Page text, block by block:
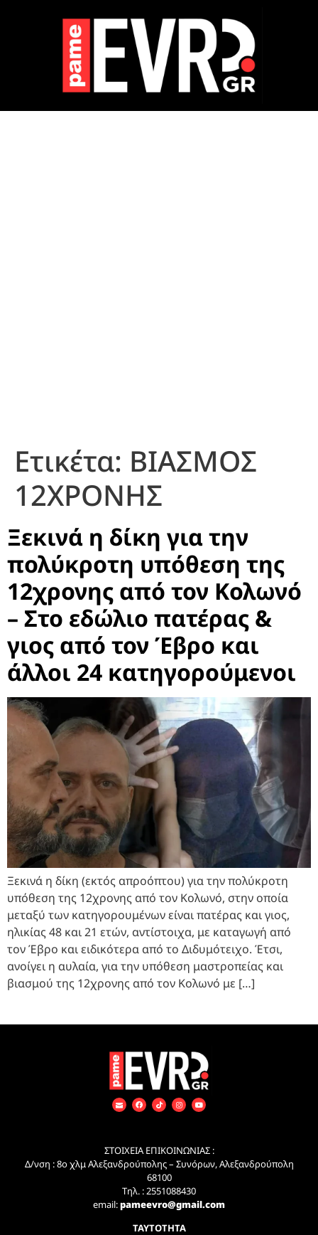
Ετικέτα: ΒΙΑΣΜΟΣ
12ΧΡΟΝΗΣ
Ξεκινά η δίκη για την
πολύκροτη υπόθεση της
12χρονης από τον Κολωνό
– Στο εδώλιο πατέρας &
γιος από τον Έβρο και
άλλοι 24 κατηγορούμενοι
Ξεκινά η δίκη (εκτός απροόπτου) για την πολύκροτη
υπόθεση της 12χρονης από τον Κολωνό, στην οποία
μεταξύ των κατηγορουμένων είναι πατέρας και γιος,
ηλικίας 48 και 21 ετών, αντίστοιχα, με καταγωγή από
τον Έβρο και ειδικότερα από το Διδυμότειχο. Έτσι,
ανοίγει η αυλαία, για την υπόθεση μαστροπείας και
βιασμού της 12χρονης από τον Κολωνό με […]
ΣΤΟΙΧΕΙΑ ΕΠΙΚΟΙΝΩΝΙΑΣ :
Δ/νση : 8ο χλμ Αλεξανδρούπολης – Συνόρων, Αλεξανδρούπολη
68100
Τηλ. : 2551088430
email:pameevro@gmail.com
ΤΑΥΤΟΤΗΤΑ